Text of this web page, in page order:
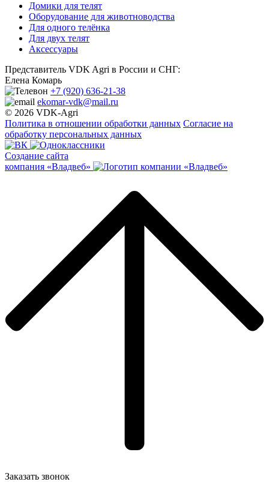
Домики для телят
Оборудование для животноводства
Для одного телёнка
Для двух телят
Аксессуары
Представитель VDK Agri в России и СНГ:
Елена Комарь
+7 (920) 636-21-38
ekomar-vdk@mail.ru
© 2026 VDK-Agri
Политика в отношении обработки данных Согласие на
обработку персональных данных
Создание сайта
компания «Владвеб»
Заказать звонок